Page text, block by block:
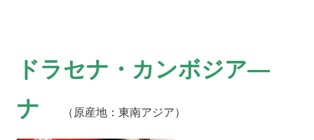
ドラセナ・カンボジア―
ナ
（原産地：東南アジア）